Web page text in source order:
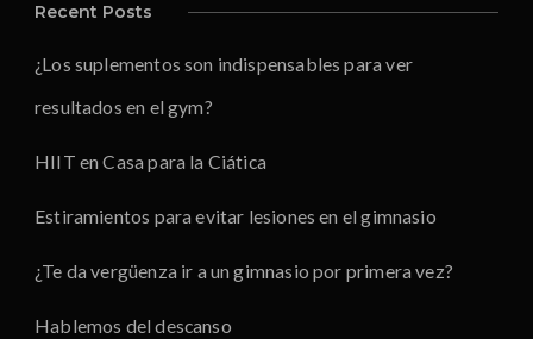
Recent Posts
¿Los suplementos son indispensables para ver
resultados en el gym?
HIIT en Casa para la Ciática
Estiramientos para evitar lesiones en el gimnasio
¿Te da vergüenza ir a un gimnasio por primera vez?
Hablemos del descanso